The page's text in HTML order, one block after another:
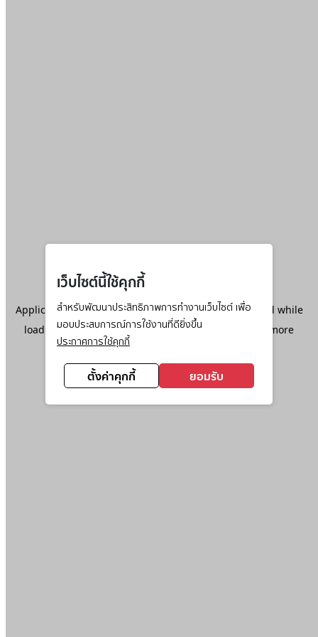
เว็บไซต์นี้ใช้คุกกี้
สำหรับพัฒนาประสิทธิภาพการทำงานเว็บไซต์ เพื่อ
มอบประสบการณ์การใช้งานที่ดียิ่งขึ้น
ประกาศการใช้คุกกี้
ตั้งค่าคุกกี้ ยอมรับ
Application error: aclient-side exception has occurred while
loadingwww.ktc.co.th(see the browser console
for more
information).